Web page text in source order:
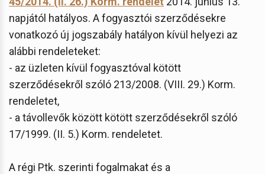
napjától hatályos. A fogyasztói szerződésekre
vonatkozó új jogszabály hatályon kívül helyezi az
alábbi rendeleteket:
- az üzleten kívül fogyasztóval kötött
szerződésekről szóló 213/2008. (VIII. 29.) Korm.
rendeletet,
- a távollevők között kötött szerződésekről szóló
17/1999. (II. 5.) Korm. rendeletet.
A régi Ptk. szerinti fogalmakat és a